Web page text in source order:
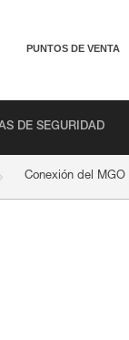
PUNTOS DE VENTA
DE SEGURIDAD
Conexión del